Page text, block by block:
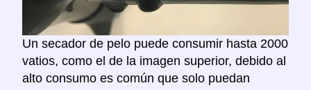
Un secador de pelo puede consumir hasta 2000
vatios, como el de la imagen superior, debido al
alto consumo es común que solo puedan